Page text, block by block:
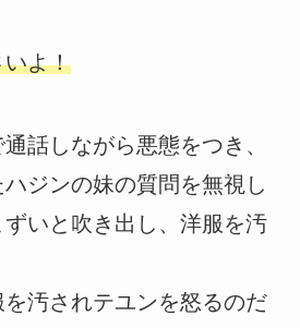
いよ！
話しながら悪態をつき、
ジンの妹の質問を無視し
いと吹き出し、洋服を汚
汚されテユンを怒るのだ